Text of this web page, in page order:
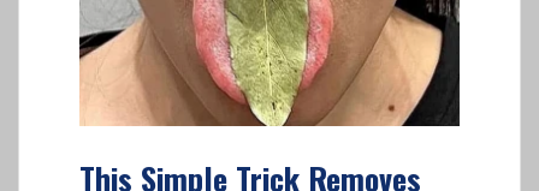
This Simple Trick Removes